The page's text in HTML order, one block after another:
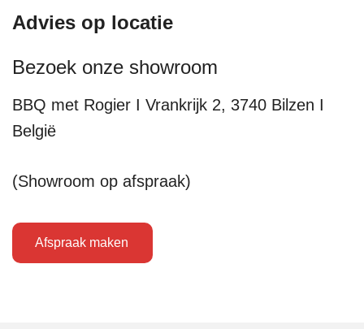
Advies op locatie
Bezoek onze showroom
BBQ met Rogier I Vrankrijk 2, 3740 Bilzen I
België
(Showroom op afspraak)
Afspraak maken